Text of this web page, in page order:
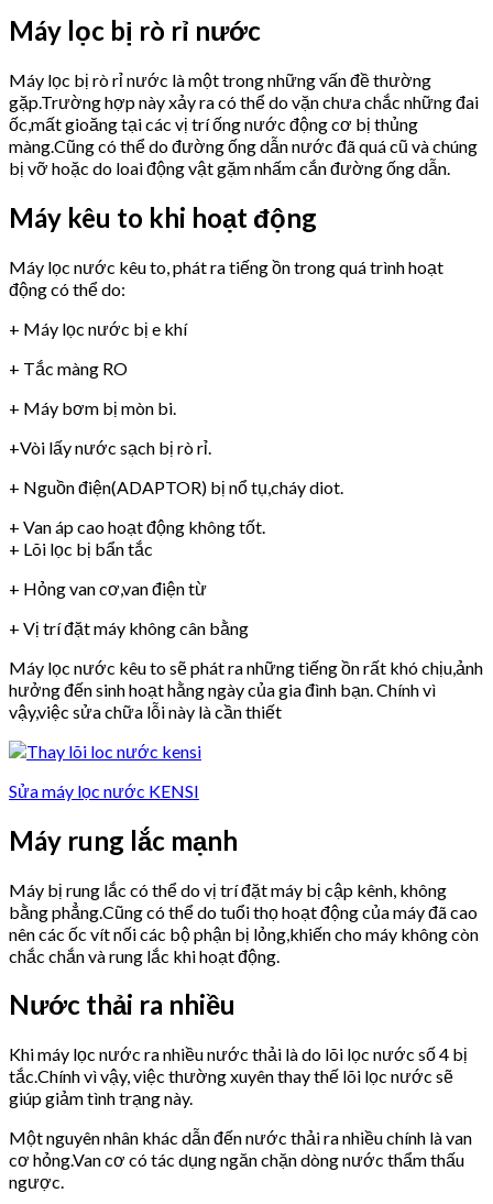
Máy lọc bị rò rỉ nước
Máy lọc bị rò rỉ nước là một trong những vấn đề thường
gặp.Trường hợp này xảy ra có thể do vặn chưa chắc những đai
ốc,mất gioăng tại các vị trí ống nước động cơ bị thủng
màng.Cũng có thể do đường ống dẫn nước đã quá cũ và chúng
bị vỡ hoặc do loai động vật gặm nhấm cắn đường ống dẫn.
Máy kêu to khi hoạt động
Máy lọc nước kêu to, phát ra tiếng ồn trong quá trình hoạt
động có thể do:
+ Máy lọc nước bị e khí
+ Tắc màng RO
+ Máy bơm bị mòn bi.
+Vòi lấy nước sạch bị rò rỉ.
+ Nguồn điện(ADAPTOR) bị nổ tụ,cháy diot.
+ Van áp cao hoạt động không tốt.
+ Lõi lọc bị bẩn tắc
+ Hỏng van cơ,van điện từ
+ Vị trí đặt máy không cân bằng
Máy lọc nước kêu to sẽ phát ra những tiếng ồn rất khó chịu,ảnh
hưởng đến sinh hoạt hằng ngày của gia đình bạn. Chính vì
vậy,việc sửa chữa lỗi này là cần thiết
Sửa máy lọc nước KENSI
Máy rung lắc mạnh
Máy bị rung lắc có thể do vị trí đặt máy bị cập kênh, không
bằng phẳng.Cũng có thể do tuổi thọ hoạt động của máy đã cao
nên các ốc vít nối các bộ phận bị lỏng,khiến cho máy không còn
chắc chắn và rung lắc khi hoạt động.
Nước thải ra nhiều
Khi máy lọc nước ra nhiều nước thải là do lõi lọc nước số 4 bị
tắc.Chính vì vậy, việc thường xuyên thay thế lõi lọc nước sẽ
giúp giảm tình trạng này.
Một nguyên nhân khác dẫn đến nước thải ra nhiều chính là van
cơ hỏng.Van cơ có tác dụng ngăn chặn dòng nước thẩm thấu
ngược.